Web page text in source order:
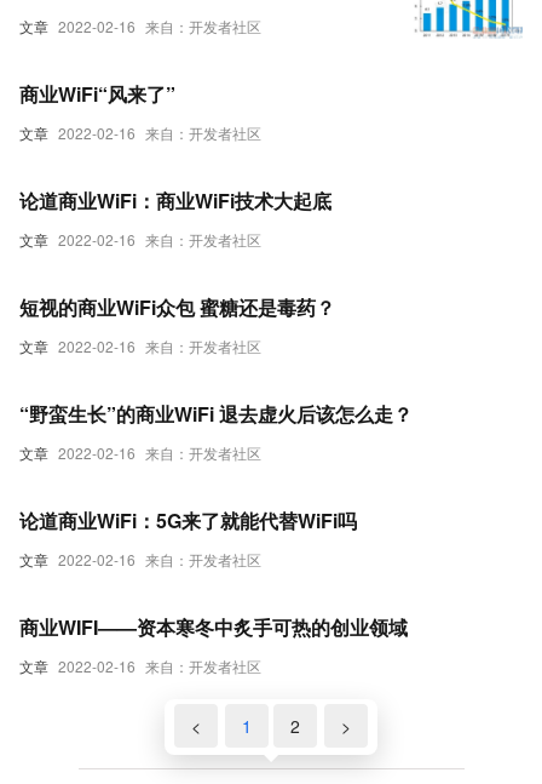
文章 2022-02-16 来自：开发者社区
文章 2022-02-16 来自：开发者社区
商业WiFi“风来了”
文章 2022-02-16 来自：开发者社区
论道商业WiFi：商业WiFi技术大起底
文章 2022-02-16 来自：开发者社区
短视的商业WiFi众包 蜜糖还是毒药？
文章 2022-02-16 来自：开发者社区
“野蛮生长”的商业WiFi 退去虚火后该怎么走？
文章 2022-02-16 来自：开发者社区
论道商业WiFi：5G来了就能代替WiFi吗
文章 2022-02-16 来自：开发者社区
商业WIFI——资本寒冬中炙手可热的创业领域
< 1 2 >